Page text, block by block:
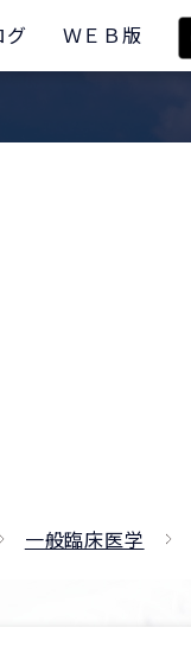
グ ＷＥＢ版
一般臨床医学